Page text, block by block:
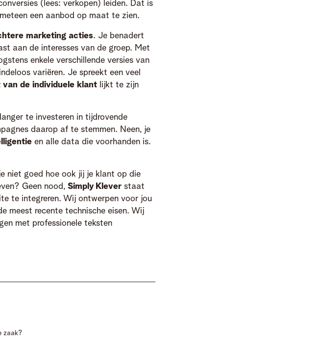
(lees: verkopen) leiden. Dat is
een aanbod op maat te zien.
marketing acties. Je benadert
aan de interesses van de groep. Met
enkele verschillende versies van
variëren. Je spreekt een veel
de individuele klant lijkt te zijn
te investeren in tijdrovende
daarop af te stemmen. Neen, je
en alle data die voorhanden is.
niet goed hoe ook jij je klant op die
Geen nood, Simply Klever staat
te integreren. Wij ontwerpen voor jou
meest recente technische eisen. Wij
met professionele teksten
zaak?